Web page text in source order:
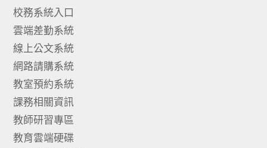
校務系統入口
雲端差勤系統
線上公文系統
網路請購系統
教室預約系統
課務相關資訊
教師研習專區
教育雲端硬碟